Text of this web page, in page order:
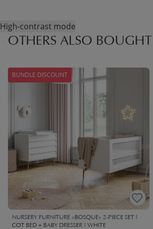
High-contrast mode
OTHERS ALSO BOUGHT
BUNDLE DISCOUNT
NURSERY FURNITURE «BOSQUE» 2-PIECE SET |
COT BED + BABY DRESSER | WHITE